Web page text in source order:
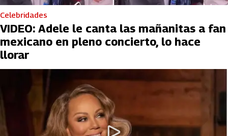
Celebridades
VIDEO: Adele le canta las mañanitas a fan
mexicano en pleno concierto, lo hace
llorar